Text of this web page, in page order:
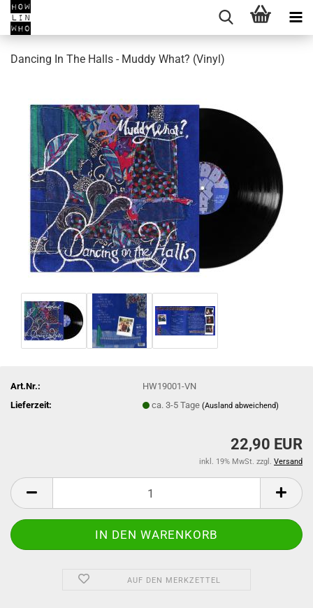
Dancing In The Halls - Muddy What? (Vinyl)
Art.Nr.:
HW19001-VN
Lieferzeit:
ca. 3-5 Tage(Ausland abweichend)
22,90 EUR
inkl. 19% MwSt. zzgl. Versand
AUF DEN MERKZETTEL